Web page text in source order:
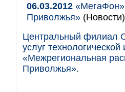
06.03.2012
Приволжья» (Новости)
Центральный филиал
услуг
«Межрегиональная
Приволжья».